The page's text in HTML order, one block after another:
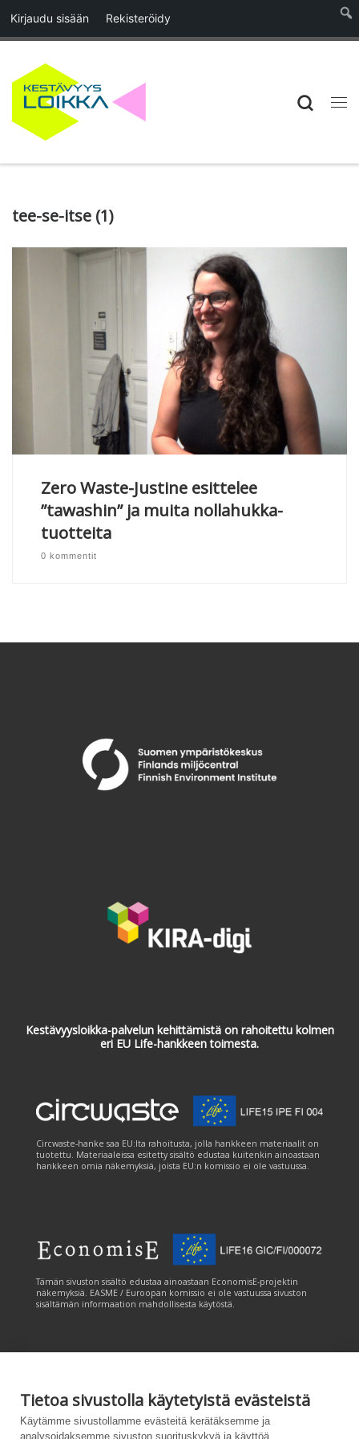
Tietoa sivustolla käytetyistä evästeistä
Käytämme sivustollamme evästeitä kerätäksemme ja
analysoidaksemme sivuston suorituskykyä ja käyttöä,
Kirjaudu sisään Rekisteröidy
Skip to content
tee-se-itse (1)
Zero Waste-Justine esittelee
”tawashin” ja muita nollahukka-
tuotteita
0 kommentit
Kestävyysloikka-palvelun kehittämistä on rahoitettu kolmen
eri EU Life-hankkeen toimesta.
Circwaste-hanke saa EU:lta rahoitusta, jolla hankkeen materiaalit on
tuotettu. Materiaaleissa esitetty sisältö edustaa kuitenkin ainoastaan
hankkeen omia näkemyksiä, joista EU:n komissio ei ole vastuussa.
Tämän sivuston sisältö edustaa ainoastaan EconomisE-projektin
näkemyksiä. EASME / Euroopan komissio ei ole vastuussa sivuston
sisältämän informaation mahdollisesta käytöstä.
Tämän sivuston tuottamiseen on saatu rahoitusta Euroopan unionin
LIFE-ohjelmasta. Tämän sivuston sisältö edustaa ainoastaan